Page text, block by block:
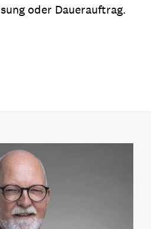
oder Dauerauftrag.